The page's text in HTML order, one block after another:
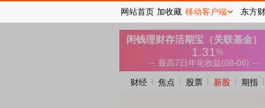
财经 焦点 股票 新股 期指
网站首页 加收藏 移动客户端 东方